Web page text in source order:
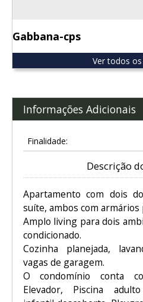
Gabbana-cps
Ver todos
Informações Adicionais
Finalidade:
Descrição
Apartamento com dois
suíte, ambos com armários
Amplo living para dois
condicionado.
Cozinha planejada,
vagas de garagem.
O condomínio conta
Elevador, Piscina